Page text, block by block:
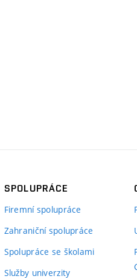
SPOLUPRÁCE
Firemní spolupráce
Zahraniční spolupráce
Spolupráce se školami
Služby univerzity